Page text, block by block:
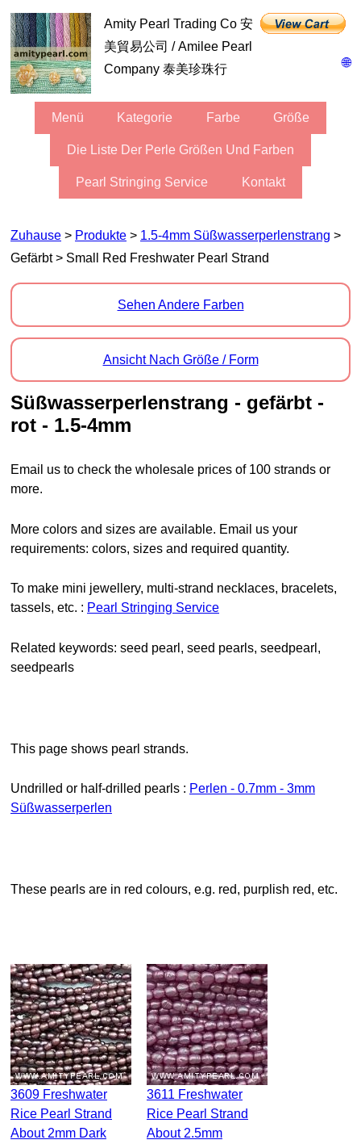
🌐
Amity Pearl Trading Co 安
美貿易公司 / Amilee Pearl
Company 泰美珍珠行
Menü Kategorie Farbe Größe
Die Liste Der Perle Größen Und Farben
Pearl Stringing Service Kontakt
Zuhause > Produkte > 1.5-4mm Süßwasserperlenstrang >
Gefärbt > Small Red Freshwater Pearl Strand
Sehen Andere Farben
Ansicht Nach Größe / Form
Süßwasserperlenstrang - gefärbt -
rot - 1.5-4mm
Email us to check the wholesale prices of 100 strands or
more.
More colors and sizes are available. Email us your
requirements: colors, sizes and required quantity.
To make mini jewellery, multi-strand necklaces, bracelets,
tassels, etc. : Pearl Stringing Service
Related keywords: seed pearl, seed pearls, seedpearl,
seedpearls
This page shows pearl strands.
Undrilled or half-drilled pearls : Perlen - 0.7mm - 3mm
Süßwasserperlen
These pearls are in red colours, e.g. red, purplish red, etc.
3609 Freshwater
Rice Pearl Strand
About 2mm Dark
3611 Freshwater
Rice Pearl Strand
About 2.5mm